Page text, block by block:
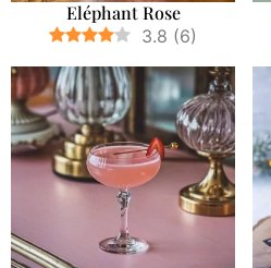
Eléphant Rose
3.8 (6)